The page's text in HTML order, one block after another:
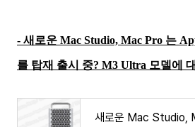
- 새로운 Mac Studio, Mac Pro 는
를 탑재 출시 중? M3 Ultra 모델에